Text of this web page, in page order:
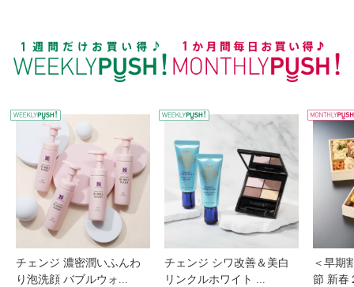
WEEKLY PUSH
チェンジ 濃密潤いふんわ
り泡洗顔 バブルウォ...
チェンジ シワ改善＆美白
リンクルホワイト ...
＜早期
節 新春